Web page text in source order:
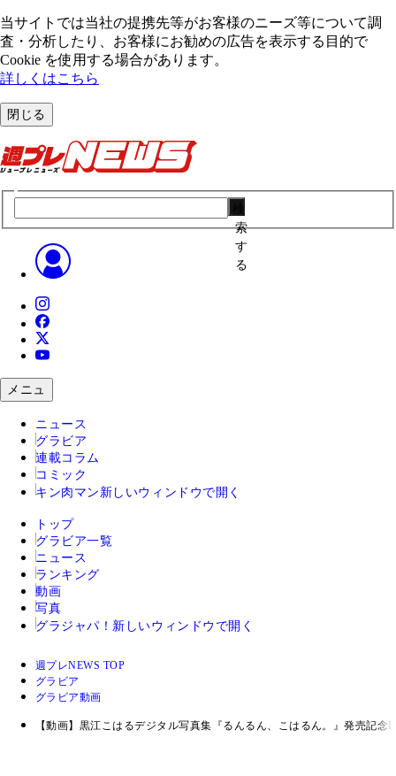
当サイトでは当社の提携先等がお客様のニーズ等について調
査・分析したり、お客様にお勧めの広告を表⽰する⽬的で
Cookie を使⽤する場合があります。
詳しくはこちら
閉じる
索
す
る
メニュ
ニュース
グラビア
連載コラム
コミック
キン肉マン 新しいウィンドウで開く
トップ
グラビア一覧
ニュース
ランキング
動画
写真
グラジャパ！ 新しいウィンドウで開く
週プレNEWS TOP
グラビア
グラビア動画
【動画】黒江こはるデジタル写真集『るんるん、こはるん。』発売記念